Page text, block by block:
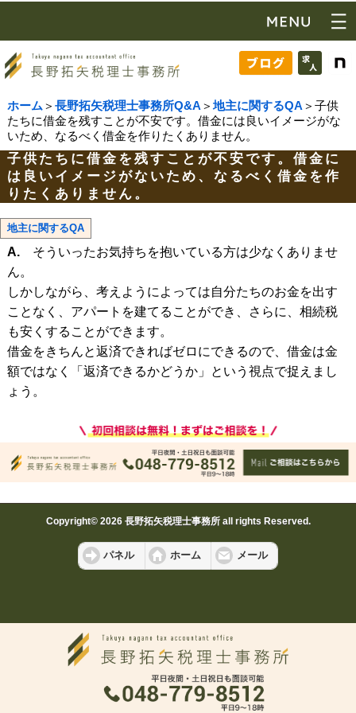
ホーム ＞ 長野拓矢税理士事務所Q&A ＞地主に関するQA ＞子供
たちに借金を残すことが不安です。借金には良いイメージがな
いため、なるべく借金を作りたくありません。
子供たちに借金を残すことが不安です。借金に
は良いイメージがないため、なるべく借金を作
りたくありません。
地主に関するQA
A.そういったお気持ちを抱いている方は少なくありませ
ん。
しかしながら、考えようによっては自分たちのお金を出す
ことなく、アパートを建てることができ、さらに、相続税
も安くすることができます。
借金をきちんと返済できればゼロにできるので、借金は金
額ではなく「返済できるかどうか」という視点で捉えまし
ょう。
Copyright© 2026 長野拓矢税理士事務所 all rights Reserved.
パネル ホーム メール